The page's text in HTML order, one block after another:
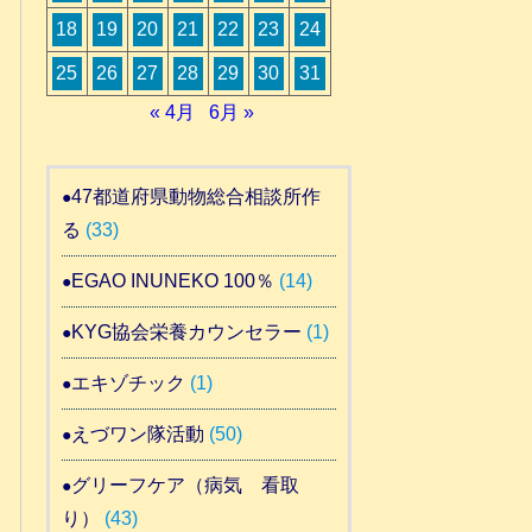
18 19 20 21 22 23 24
25 26 27 28 29 30
31
« 4月
6月 »
47都道府県動物総合相談所作
る (33)
EGAO INUNEKO 100％ (14)
KYG協会栄養カウンセラー (1)
エキゾチック (1)
えづワン隊活動 (50)
グリーフケア（病気 看取
り）
(43)